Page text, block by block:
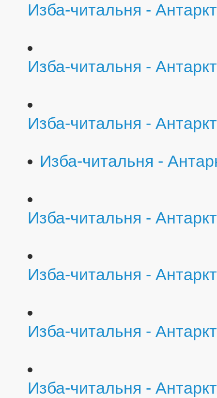
Изба-читальня -
Изба-читальня -
Изба-читальня -
Изба-читальня -
Изба-читальня -
Изба-читальня -
Изба-читальня -
Изба-читальня -